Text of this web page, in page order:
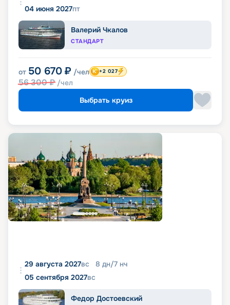
04 июня 2027пт
Валерий Чкалов
СТАНДАРТ
от 50 670 ₽ /чел
56 300₽ /чел
+2 027
Выбрать круиз
29 августа 2027вс 8 дн/7 нч
05 сентября 2027вс
Федор Достоевский